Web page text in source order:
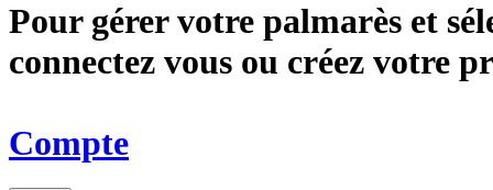
Pour gérer votre palmarès et
connectez vous ou créez votre
Compte